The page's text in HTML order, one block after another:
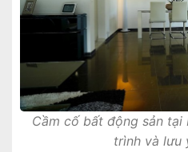
Cầm cố bất động sản tại
trình và lưu